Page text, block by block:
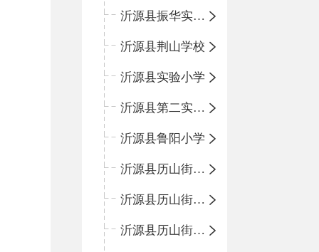
沂源县振华实验学校
沂源县荆山学校
沂源县实验小学
沂源县第二实验小学
沂源县鲁阳小学
沂源县历山街道办事处振兴路小学
沂源县历山街道办事处荆山路小学
沂源县历山街道办事处鲁山路小学